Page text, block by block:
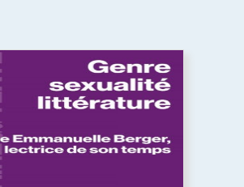
sexualité, littérature
et queers, psychanalyse,
question décoloniale, politiques